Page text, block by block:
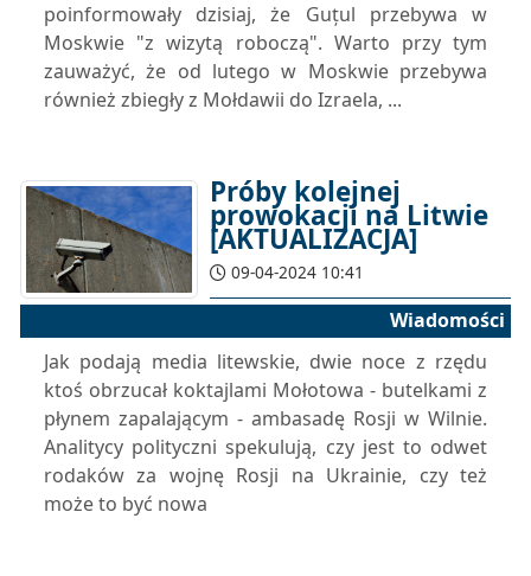
poinformowały dzisiaj, że Guțul przebywa w
Moskwie "z wizytą roboczą". Warto przy tym
zauważyć, że od lutego w Moskwie przebywa
również zbiegły z Mołdawii do Izraela, ...
Próby kolejnej
prowokacji na Litwie
[AKTUALIZACJA]
09-04-2024 10:41
Wiadomości
Jak podają media litewskie, dwie noce z rzędu
ktoś obrzucał koktajlami Mołotowa - butelkami z
płynem zapalającym - ambasadę Rosji w Wilnie.
Analitycy polityczni spekulują, czy jest to odwet
rodaków za wojnę Rosji na Ukrainie, czy też
może to być nowa